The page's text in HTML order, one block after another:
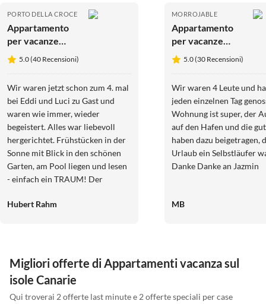
PORTO DELLA CROCE
Appartamento
per vacanze
Finca Tenerife-
Romantica
5.0 (40 Recensioni)
Wir waren jetzt schon zum 4. mal
bei Eddi und Luci zu Gast und
waren wie immer, wieder
begeistert. Alles war liebevoll
hergerichtet. Frühstücken in der
Sonne mit Blick in den schönen
Garten, am Pool liegen und lesen
- einfach ein TRAUM! Der
Planung.
Hubert Rahm
MORROJABLE
Appartamento
per vacanze
Vista mare
fantastica
5.0 (30 Recensioni)
Wir waren 4 Leute und
jeden einzelnen Tag
Wohnung ist super, der
auf den Hafen und die
haben dazu beigetragen,
Urlaub ein Selbstläufer
Danke Danke an Jazmin
MB
Migliori offerte di Appartamenti vacanza sul
isole Canarie
Qui troverai 2 offerte last minute e 2 offerte speciali per case